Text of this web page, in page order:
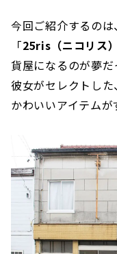
今回ご紹介するの
「25ris（ニコリス
貨屋になるのが夢
彼女がセレクトし
かわいいアイテムが